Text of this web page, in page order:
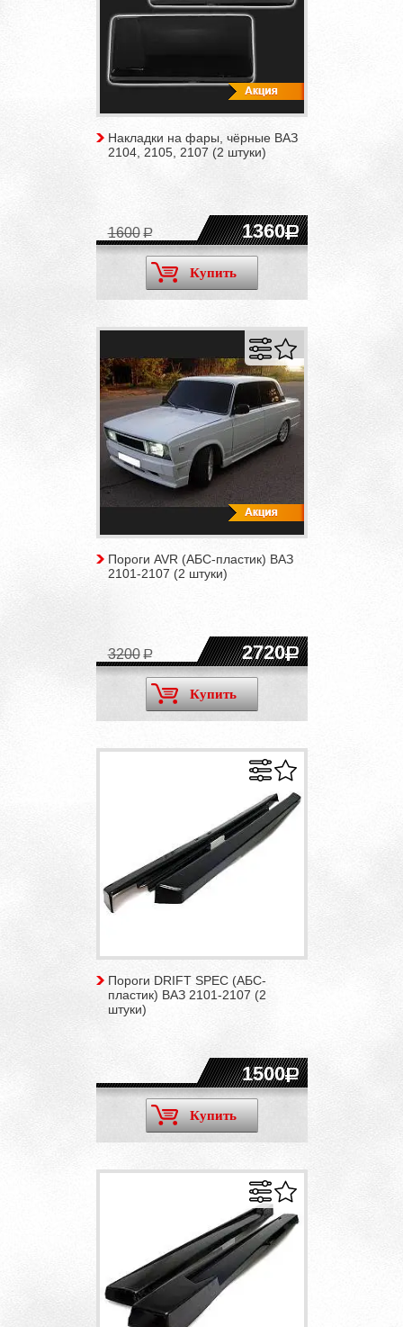
Накладки на фары, чёрные ВАЗ
2104, 2105, 2107 (2 штуки)
1360
1600
Купить
Пороги AVR (АБС-пластик) ВАЗ
2101-2107 (2 штуки)
2720
3200
Купить
Пороги DRIFT SPEC (АБС-
пластик) ВАЗ 2101-2107 (2
штуки)
1500
Купить